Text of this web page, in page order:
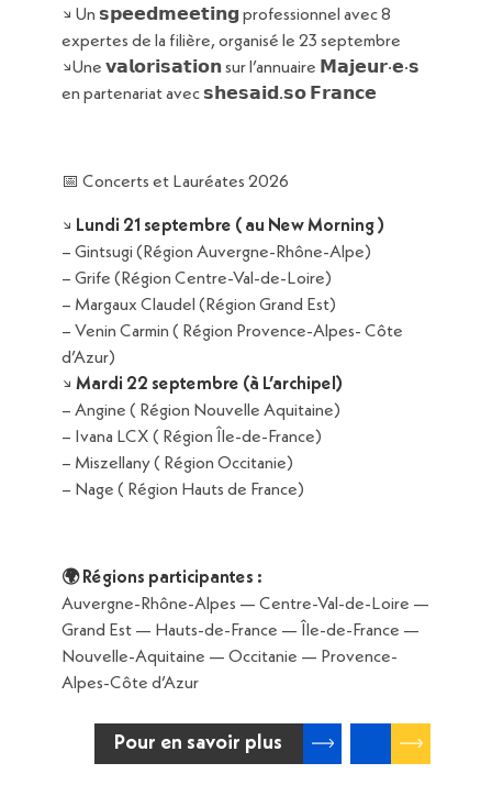
↘︎ Un 𝘀𝗽𝗲𝗲𝗱𝗺𝗲𝗲𝘁𝗶𝗻𝗴 professionnel avec 8
expertes de la filière, organisé le 23 septembre
↘︎Une 𝘃𝗮𝗹𝗼𝗿𝗶𝘀𝗮𝘁𝗶𝗼𝗻sur l’annuaire 𝗠𝗮𝗷𝗲𝘂𝗿·𝗲·𝘀
en partenariat avec 𝘀𝗵𝗲𝘀𝗮𝗶𝗱.𝘀𝗼 𝗙𝗿𝗮𝗻𝗰𝗲
📅 Concerts et Lauréates 2026
↘︎ Lundi 21 septembre ( au New Morning )
– Gintsugi (Région Auvergne-Rhône-Alpe)
– Grife (Région Centre-Val-de-Loire)
– Margaux Claudel (Région Grand Est)
– Venin Carmin ( Région Provence-Alpes- Côte
d’Azur)
↘︎ Mardi 22 septembre (à L’archipel)
– Angine ( Région Nouvelle Aquitaine)
– Ivana LCX ( Région Île-de-France)
– Miszellany ( Région Occitanie)
– Nage ( Région Hauts de France)
🌍 Régions participantes :
Auvergne-Rhône-Alpes — Centre-Val-de-Loire —
Grand Est — Hauts-de-France — Île-de-France —
Nouvelle-Aquitaine — Occitanie — Provence-
Alpes-Côte d’Azur
Pour en savoir plus